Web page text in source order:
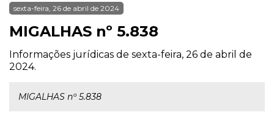
sexta-feira, 26 de abril de 2024
MIGALHAS nº 5.838
Informações jurídicas de sexta-feira, 26 de abril de
2024.
MIGALHAS nº 5.838